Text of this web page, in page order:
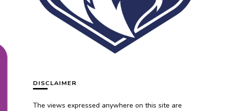
DISCLAIMER
The views expressed anywhere on this site are